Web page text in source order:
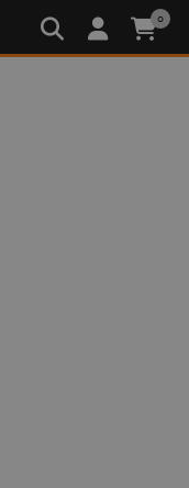
0